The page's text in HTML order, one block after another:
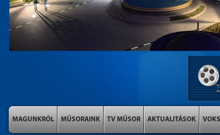
MAGUNKRÓL MŰSORAINK TV MŰSOR AKTUALITÁSOK VOKS